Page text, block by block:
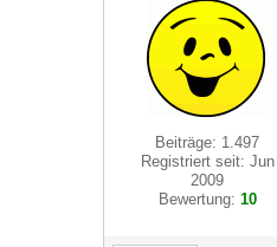
Beiträge: 1.497
Registriert seit: Jun
2009
Bewertung: 10